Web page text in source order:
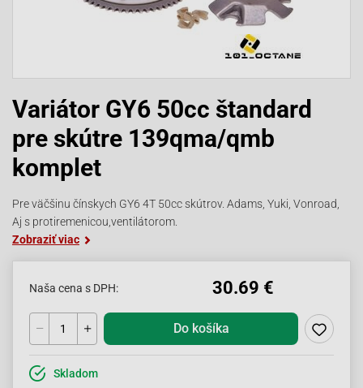
Variátor GY6 50cc štandard
pre skútre 139qma/qmb
komplet
Pre väčšinu čínskych GY6 4T 50cc skútrov. Adams, Yuki, Vonroad,
Aj s protiremenicou,ventilátorom.
Zobraziť viac
Naša cena s DPH: 30.69 €
Do košíka
Skladom